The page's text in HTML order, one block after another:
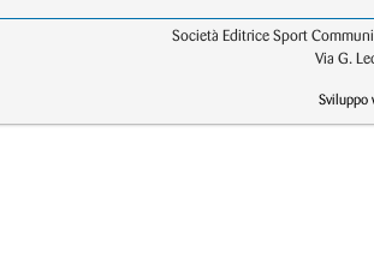
Società Editrice Sport
Via G.
Sviluppo